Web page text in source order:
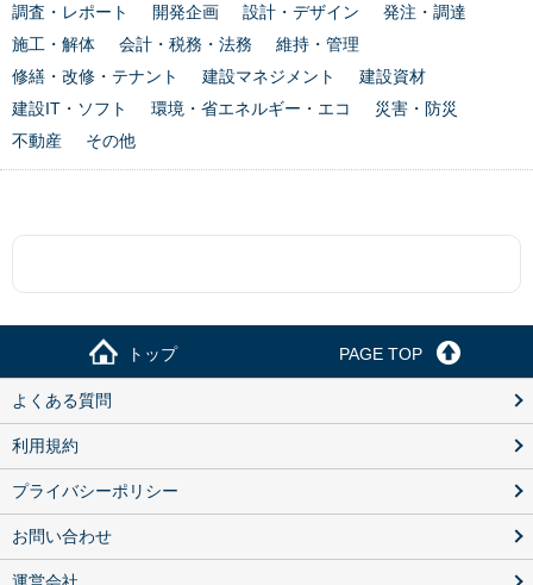
調査・レポート 開発企画 設計・デザイン
発注・調達
施工・解体
会計・税務・法務
維持・管理
修繕・改修・テナント
建設マネジメント
建設資材
建設IT・ソフト
環境・省エネルギー・エコ
災害・防災
不動産
その他
トップ PAGE TOP
よくある質問
利用規約
プライバシーポリシー
お問い合わせ
運営会社